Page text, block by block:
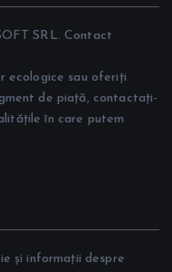
SRL. Contact
ecologice sau oferiți
de piață, contactați-
în care putem
și informații despre